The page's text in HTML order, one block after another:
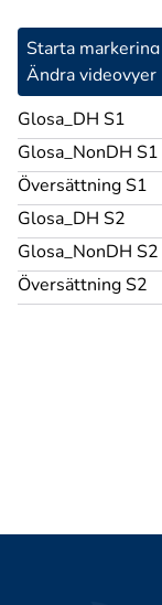
Starta markering
Ändra videovyer
Glosa_DH S1
Glosa_NonDH S1
Översättning S1
Glosa_DH S2
Glosa_NonDH S2
Översättning S2
PRO1